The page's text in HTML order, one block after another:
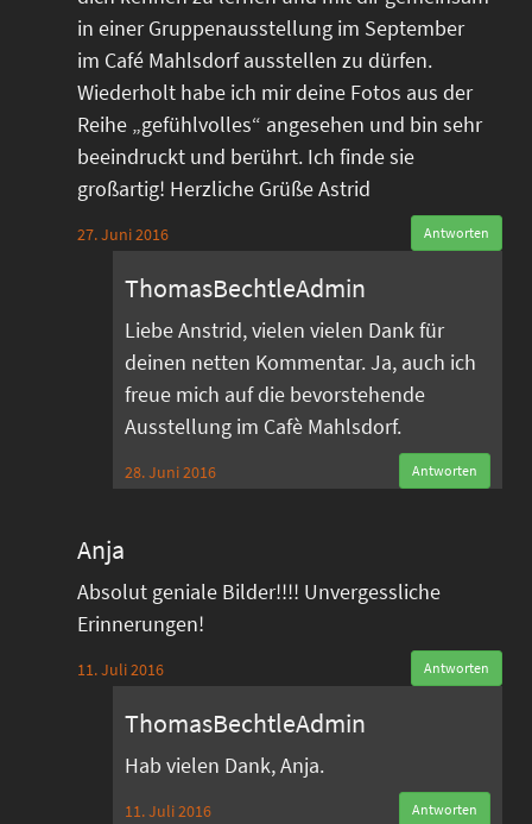
in einer Gruppenausstellung im September
im Café Mahlsdorf ausstellen zu dürfen.
Wiederholt habe ich mir deine Fotos aus der
Reihe „gefühlvolles“ angesehen und bin sehr
beeindruckt und berührt. Ich finde sie
großartig! Herzliche Grüße Astrid
27. Juni 2016 Antworten
ThomasBechtleAdmin
Liebe Anstrid, vielen vielen Dank für
deinen netten Kommentar. Ja, auch ich
freue mich auf die bevorstehende
Ausstellung im Cafè Mahlsdorf.
28. Juni 2016 Antworten
Anja
Absolut geniale Bilder!!!! Unvergessliche
Erinnerungen!
11. Juli 2016 Antworten
ThomasBechtleAdmin
Hab vielen Dank, Anja.
11. Juli 2016 Antworten